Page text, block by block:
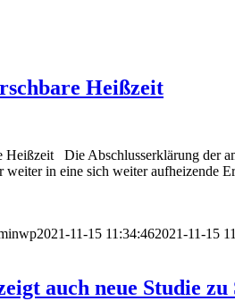
Heißzeit
Die Abschlusserklärung der
in eine sich weiter aufheizende
2021-11-15 11:34:462021-11-15
auch neue Studie